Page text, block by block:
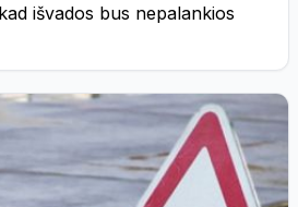
išvados bus nepalankios